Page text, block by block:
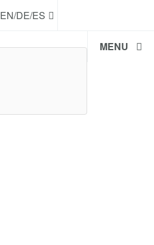
EN/DE/ES
MENU